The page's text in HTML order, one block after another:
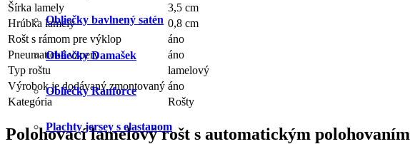
Obliečky bavlnený satén
Obliečky Damašek
Obliečky Ranforce
Plachty jersey s elastanom
Šírka lamely
3,5 cm
Hrúbka lamely
0,8 cm
Rošt s rámom pre výklop
áno
Pneumatické vzpery
áno
Typ roštu
lamelový
Výrobok je dodávaný zmontovaný áno
Kategória
Rošty
Polohovací lamelový rošt s automatickým polohovaním